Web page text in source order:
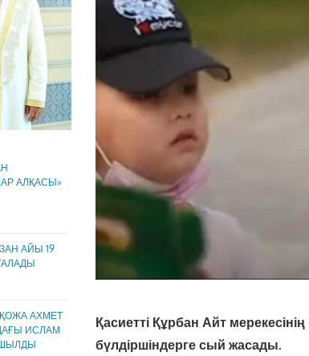
Қасиетті Құрбан Айт
бүлдіршіндерге сый жасады.
АЛҚАСЫ»
АЙЫ 19
АХМЕТ
ИСЛАМ